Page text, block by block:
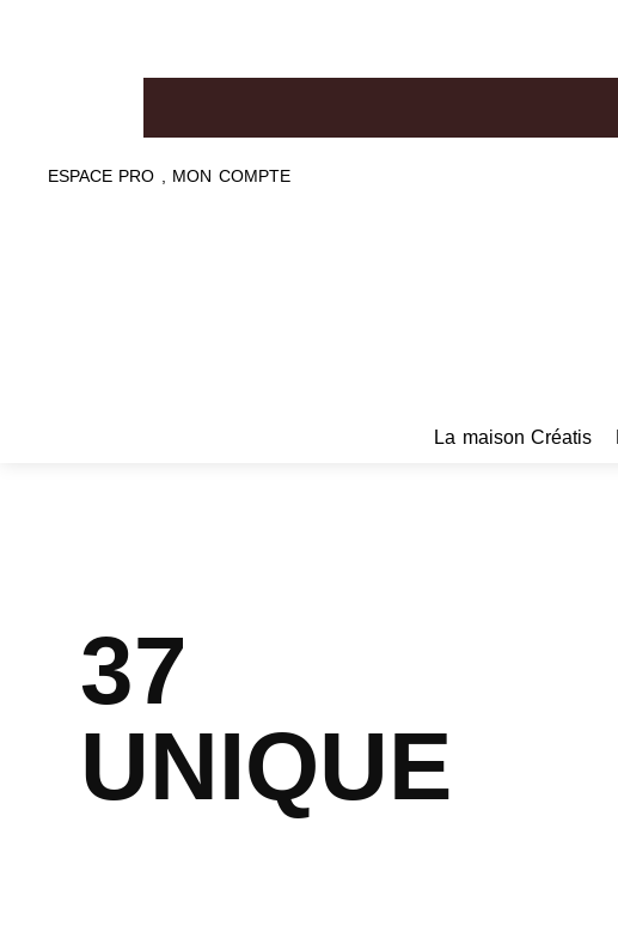
ESPACE PRO , MON COMPTE
La maison Créatis
37
UNIQUE